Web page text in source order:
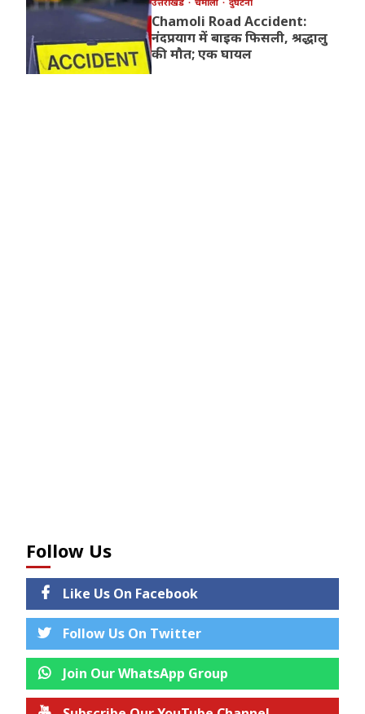
Chamoli Road Accident:
नंदप्रयाग में बाइक फिसली, श्रद्धालु
की मौत; एक घायल
Follow Us
Like Us On Facebook
Follow Us On Twitter
Join Our WhatsApp Group